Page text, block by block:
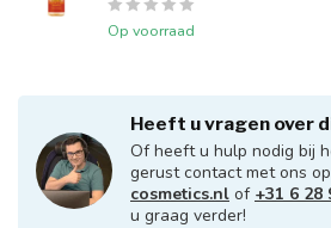
Op voorraad
Heeft u vragen over
Of heeft u hulp nodig bij
gerust contact met ons
cosmetics.nl of +31 6 28
u graag verder!